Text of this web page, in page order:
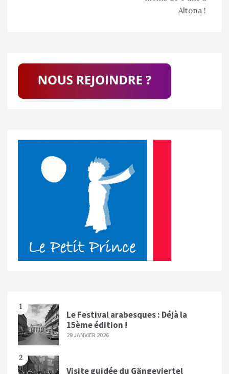
Altona !
1
Le Festival arabesques : Déjà la
15ème édition !
29 JANVIER 2026
2
Visite guidée du Gängeviertel